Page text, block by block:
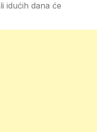
idućih dana će